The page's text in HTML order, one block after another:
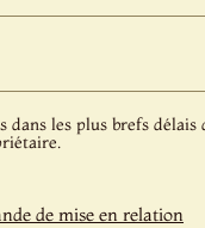
les plus brefs
de mise en relation